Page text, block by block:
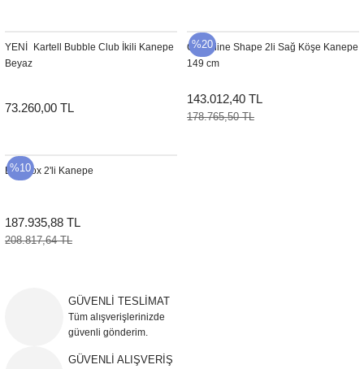
YENI
Kartell Bubble Club İkili Kanepe
Beyaz
73.260,00 TL
%20
Cane-line Shape 2li Sağ Köşe Kanepe
149 cm
143.012,40 TL
178.765,50 TL
%10
Equinox 2'li Kanepe
187.935,88 TL
208.817,64 TL
GÜVENLİ TESLİMAT
Tüm alışverişlerinizde
güvenli gönderim.
GÜVENLİ ALIŞVERİŞ